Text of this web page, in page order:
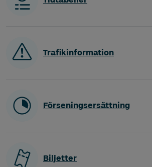
Trafikinformation
Förseningsersättning
Biljetter